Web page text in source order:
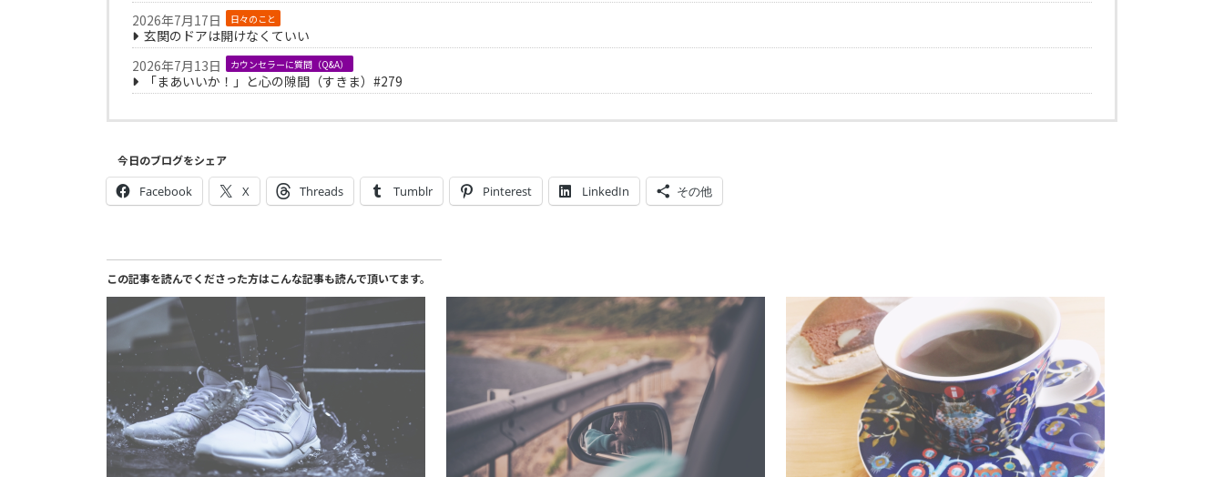
2026年7月17日
日々のこと
玄関のドアは開けなくていい
2026年7月13日
カウンセラーに質問（Q&A）
「まあいいか！」と心の隙間（すきま）#279
今日のブログをシェア
Facebook X Threads Tumblr Pinterest LinkedIn その他
この記事を読んでくださった方はこんな記事も読んで頂いてます。